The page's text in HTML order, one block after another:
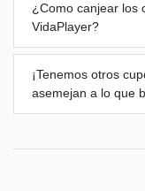
¿Como canjear los
VidaPlayer?
¡Tenemos otros
asemejan a lo que